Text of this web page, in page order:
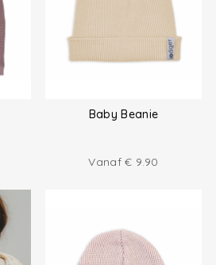
Baby Beanie
Vanaf€ 9.90